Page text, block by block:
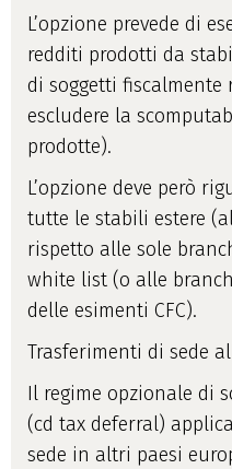
L’opzione prevede di
redditi prodotti da
di soggetti fiscalmente
escludere la
prodotte).
L’opzione deve però
tutte le stabili estere
rispetto alle sole
white list (o alle
delle esimenti CFC).
Trasferimenti di sede
Il regime opzionale di
(cd tax deferral)
sede in altri paesi